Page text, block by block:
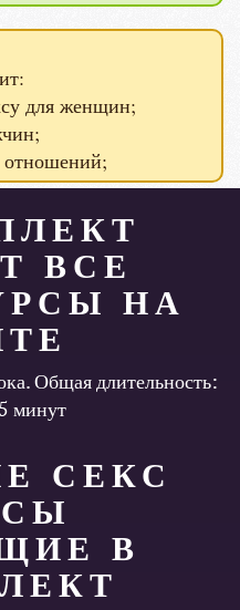
для женщин;
отношений;
ВСЕ
НА
Общая длительность:
минут
СЕКС
В